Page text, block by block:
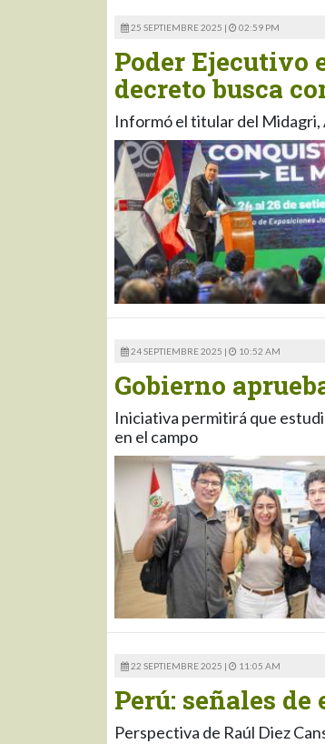
25 SEPTIEMBRE 2025 | 02:59 PM
Poder Ejecutivo
decreto busca
Informó el titular del
24 SEPTIEMBRE 2025 | 10:52 AM
Gobierno
Iniciativa permitirá que
en el campo
22 SEPTIEMBRE 2025 | 11:05 AM
Perú: señales
Perspectiva de Raúl Diez